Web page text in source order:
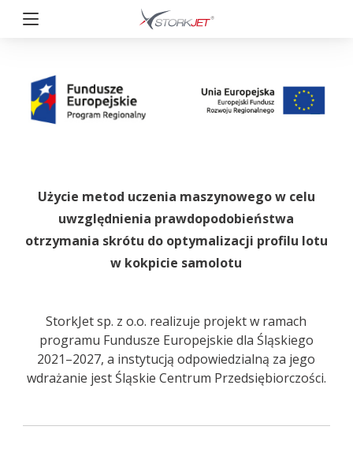
Przejdź
Użycie metod uczenia maszynowego w celu
uwzględnienia prawdopodobieństwa
otrzymania skrótu do optymalizacji profilu lotu
w kokpicie samolotu
StorkJet sp. z o.o. realizuje projekt w ramach
programu Fundusze Europejskie dla Śląskiego
2021–2027, a instytucją odpowiedzialną za jego
wdrażanie jest Śląskie Centrum Przedsiębiorczości.